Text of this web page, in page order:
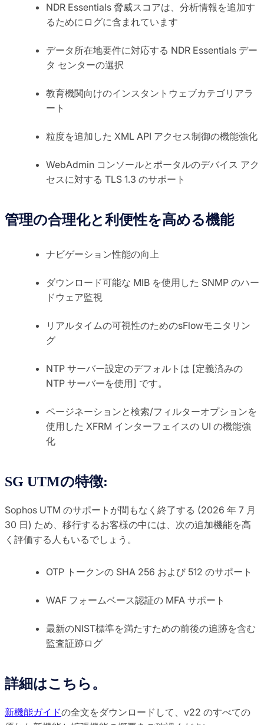
NDR Essentials 脅威スコアは、分析情報を追加す
るためにログに含まれています
データ所在地要件に対応する NDR Essentials デー
タ センターの選択
教育機関向けのインスタントウェブカテゴリアラ
ート
粒度を追加した XML API アクセス制御の機能強化
WebAdmin コンソールとポータルのデバイス アク
セスに対する TLS 1.3 のサポート
管理の合理化と利便性を高める機能
ナビゲーション性能の向上
ダウンロード可能な MIB を使用した SNMP のハー
ドウェア監視
リアルタイムの可視性のためのsFlowモニタリン
グ
NTP サーバー設定のデフォルトは [定義済みの
NTP サーバーを使用] です。
ページネーションと検索/フィルターオプションを
使用した XFRM インターフェイスの UI の機能強
化
SG UTMの特徴:
Sophos UTM のサポートが間もなく終了する (2026 年 7 月
30 日) ため、移行するお客様の中には、次の追加機能を高
く評価する人もいるでしょう。
OTP トークンの SHA 256 および 512 のサポート
WAF フォームベース認証の MFA サポート
最新のNIST標準を満たすための前後の追跡を含む
監査証跡ログ
詳細はこちら。
新機能ガイドの全文をダウンロードして、v22 のすべての